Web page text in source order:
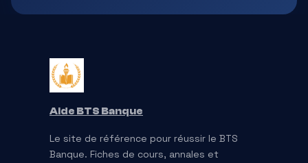
Aide BTS Banque
Le site de référence pour réussir le BTS
Banque. Fiches de cours, annales et